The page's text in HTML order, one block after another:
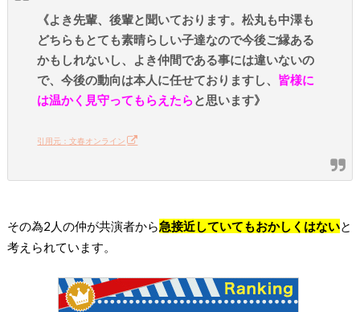
《よき先輩、後輩と聞いております。松丸も中澤も
どちらもとても素晴らしい子達なので今後ご縁ある
かもしれないし、よき仲間である事には違いないの
で、今後の動向は本人に任せておりますし、 皆様に
は温かく見守ってもらえたらと思います》
引用元：文春オンライン
その為2人の仲が共演者から急接近していてもおかしくはないと
考えられています。